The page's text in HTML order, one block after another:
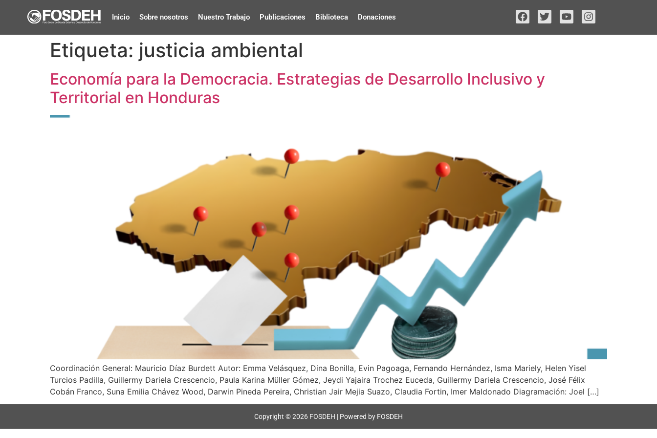
Inicio Sobre nosotros Nuestro Trabajo Publicaciones Biblioteca Donaciones
Etiqueta: justicia ambiental
Economía para la Democracia. Estrategias de Desarrollo Inclusivo y
Territorial en Honduras
Coordinación General: Mauricio Díaz Burdett Autor: Emma Velásquez, Dina Bonilla, Evin Pagoaga, Fernando Hernández, Isma Mariely, Helen Yisel
Turcios Padilla, Guillermy Dariela Crescencio, Paula Karina Müller Gómez, Jeydi Yajaira Trochez Euceda, Guillermy Dariela Crescencio, José Félix
Cobán Franco, Suna Emilia Chávez Wood, Darwin Pineda Pereira, Christian Jair Mejia Suazo, Claudia Fortin, Imer Maldonado Diagramación: Joel […]
Copyright © 2026 FOSDEH | Powered by FOSDEH